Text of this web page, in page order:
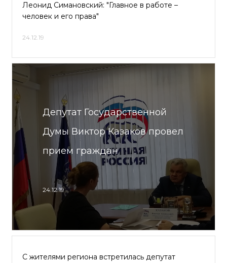
Леонид Симановский: "Главное в работе –
человек и его права"
24.12.19
Депутат Государственной
Думы Виктор Казаков провел
прием граждан
24.12.19
С жителями региона встретилась депутат